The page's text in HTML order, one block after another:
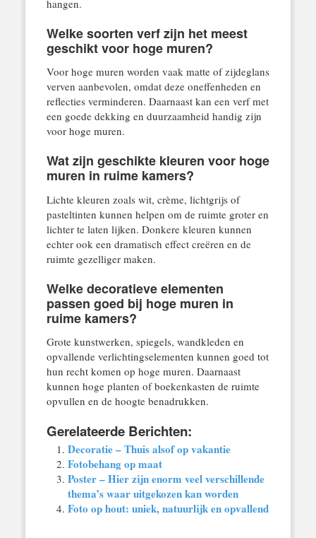
hangen.
Welke soorten verf zijn het meest
geschikt voor hoge muren?
Voor hoge muren worden vaak matte of zijdeglans
verven aanbevolen, omdat deze oneffenheden en
reflecties verminderen. Daarnaast kan een verf met
een goede dekking en duurzaamheid handig zijn
voor hoge muren.
Wat zijn geschikte kleuren voor hoge
muren in ruime kamers?
Lichte kleuren zoals wit, crème, lichtgrijs of
pasteltinten kunnen helpen om de ruimte groter en
lichter te laten lijken. Donkere kleuren kunnen
echter ook een dramatisch effect creëren en de
ruimte gezelliger maken.
Welke decoratieve elementen
passen goed bij hoge muren in
ruime kamers?
Grote kunstwerken, spiegels, wandkleden en
opvallende verlichtingselementen kunnen goed tot
hun recht komen op hoge muren. Daarnaast
kunnen hoge planten of boekenkasten de ruimte
opvullen en de hoogte benadrukken.
Gerelateerde Berichten:
Decoratie – Thuis alsof op vakantie
Fotobehang op maat
Poster – Hier zijn enorm veel verschillende
thema’s waar uitgekozen kan worden
Foto op hout: uniek, natuurlijk en opvallend